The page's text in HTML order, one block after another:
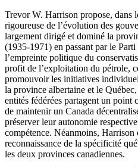
Trevor W. Harrison propose, dans
rigoureuse de l’évolution des
largement dirigé et dominé la
(1935-1971) en passant par le
l’empreinte politique du
profit de l’exploitation du pétrole,
promouvoir les initiatives
la province albertaine et le
entités fédérées partagent un point
de maintenir un Canada
préserver leur autonomie
compétence. Néanmoins, Harrison
reconnaissance de la spécificité
les deux provinces canadiennes.